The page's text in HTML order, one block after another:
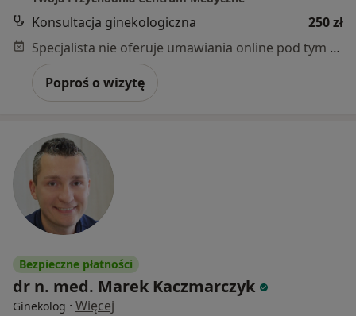
Konsultacja ginekologiczna
250 zł
Specjalista nie oferuje umawiania online pod tym adresem.
Poproś o wizytę
Bezpieczne płatności
dr n. med. Marek Kaczmarczyk
Ginekolog · Więcej